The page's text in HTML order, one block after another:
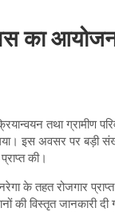
का
तथा ग्रामीण
इस अवसर पर बड़ी
की।
के तहत रोजगार
की विस्तृत जानकारी